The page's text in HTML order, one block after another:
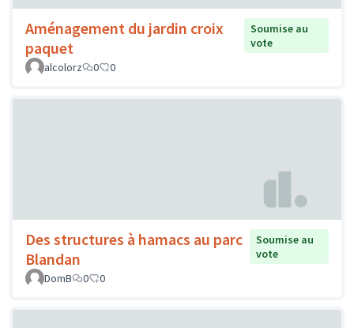
Aménagement du jardin croix
paquet
Soumise au
vote
alcolorz
0 0
Des structures à hamacs au parc
Blandan
Soumise au
vote
DomB
0 0